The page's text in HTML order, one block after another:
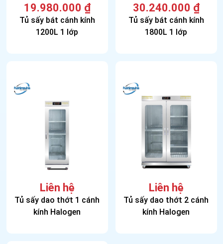
Tủ sấy bát cánh kính
1200L 1 lớp
19.980.000 ₫
Tủ sấy bát cánh kính
1800L 1 lớp
30.240.000 ₫
Tủ sấy dao thớt 1 cánh
kính Halogen
Liên hệ
Tủ sấy dao thớt 2 cánh
kính Halogen
Liên hệ